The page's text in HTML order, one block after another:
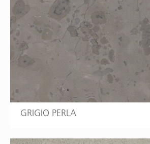
GRIGIO PERLA